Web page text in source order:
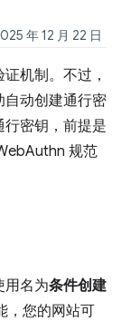
年 12 月 22 日
机制。不过，
自动创建通行密
密钥，前提是
规范
用名为条件创建
，您的网站可